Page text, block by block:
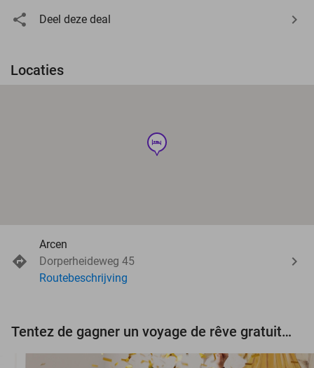
Deel deze deal
Locaties
hotel
Arcen
Dorperheideweg 45
Routebeschrijving
Tentez de gagner un voyage de rêve gratuit d'une valeur de 3.000 € !